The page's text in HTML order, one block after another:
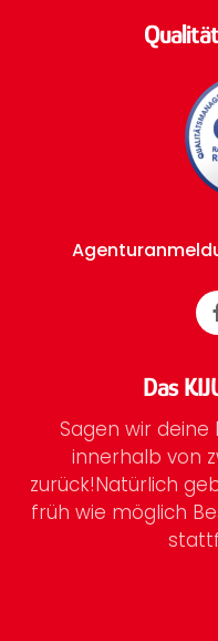
Das
Sagen wir deine
innerhalb von
zurück!Natürlich
früh wie möglich